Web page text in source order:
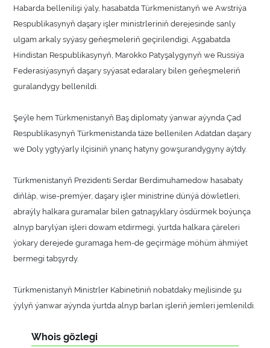
Habarda bellenilişi ýaly, hasabatda Türkmenistanyň we Awstriýa
Respublikasynyň daşary işler ministrleriniň derejesinde sanly
ulgam arkaly syýasy geňeşmeleriň geçirilendigi, Aşgabatda
Hindistan Respublikasynyň, Marokko Patyşalygynyň we Russiýa
Federasiýasynyň daşary syýasat edaralary bilen geňeşmeleriň
guralandygy bellenildi.
Şeýle hem Türkmenistanyň Baş diplomaty ýanwar aýynda Çad
Respublikasynyň Türkmenistanda täze bellenilen Adatdan daşary
we Doly ygtyýarly ilçisiniň ynanç hatyny gowşurandygyny aýtdy.
Türkmenistanyň Prezidenti Serdar Berdimuhamedow hasabaty
diňläp, wise-premýer, daşary işler ministrine dünýä döwletleri,
abraýly halkara guramalar bilen gatnaşyklary ösdürmek boýunça
alnyp barylýan işleri dowam etdirmegi, ýurtda halkara çäreleri
ýokary derejede guramaga hem-de geçirmäge möhüm ähmiýet
bermegi tabşyrdy.
Türkmenistanyň Ministrler Kabinetiniň nobatdaky mejlisinde şu
ýylyň ýanwar aýynda ýurtda alnyp barlan işleriň jemleri jemlenildi.
Whois gözlegi